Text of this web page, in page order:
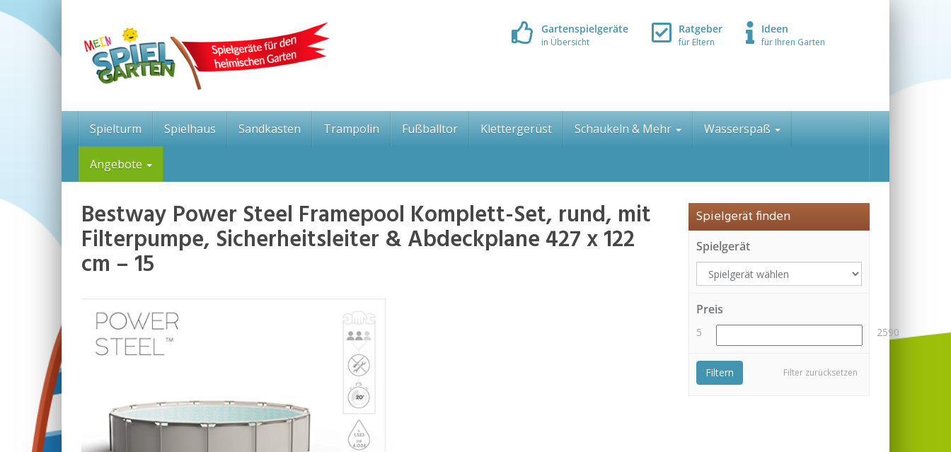
Skip
Gartenspielgeräte
in Übersicht
Ratgeber
für Eltern
Ideen
für Ihren Garten
Spielturm Spielhaus Sandkasten Trampolin Fußballtor Klettergerüst Schaukeln & Mehr Wasserspaß
Angebote
Bestway Power Steel Framepool Komplett-Set, rund, mit
Filterpumpe, Sicherheitsleiter & Abdeckplane 427 x 122
cm – 15
Spielgerät finden
Spielgerät
Preis
5 2590
Filter zurücksetzen
Filtern